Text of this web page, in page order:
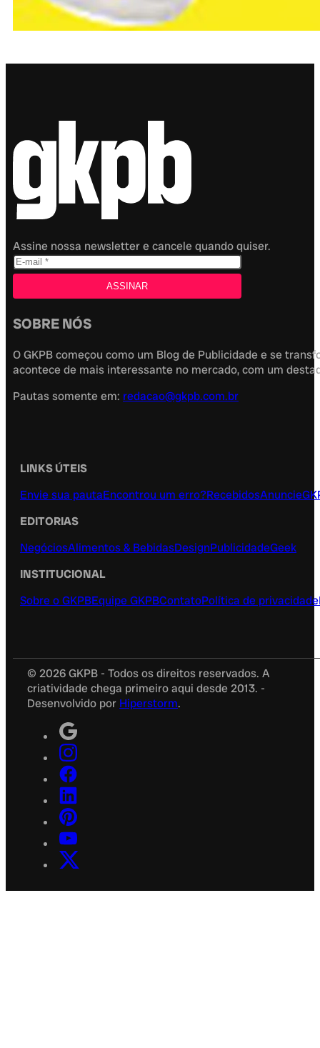
Assine nossa newsletter e cancele quando quiser.
SOBRE NÓS
O GKPB começou como um Blog de Publicidade e se
acontece de mais interessante no mercado, com um
Pautas somente em: redacao@gkpb.com.br
LINKS ÚTEIS
Envie sua pautaEncontrou um erro?RecebidosAnuncie
EDITORIAS
NegóciosAlimentos & BebidasDesignPublicidadeGeek
INSTITUCIONAL
Sobre o GKPBEquipe GKPBContatoPolítica de privacidade
© 2026 GKPB - Todos os direitos reservados. A
criatividade chega primeiro aqui desde 2013. -
Desenvolvido por Hiperstorm.